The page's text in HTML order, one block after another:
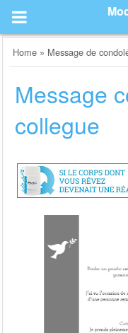
content
Home » Message de
Message
collegue